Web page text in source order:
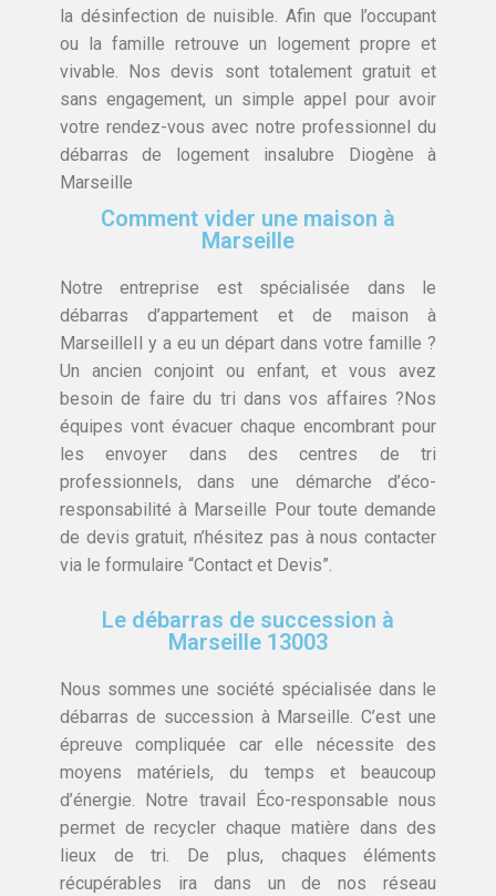
la désinfection de nuisible. Afin que l’occupant
ou la famille retrouve un logement propre et
vivable. Nos devis sont totalement gratuit et
sans engagement, un simple appel pour avoir
votre rendez-vous avec notre professionnel du
débarras de logement insalubre Diogène à
Marseille
Comment vider une maison à
Marseille
Notre entreprise est spécialisée dans le
débarras d’appartement et de maison à
MarseilleIl y a eu un départ dans votre famille ?
Un ancien conjoint ou enfant, et vous avez
besoin de faire du tri dans vos affaires ?Nos
équipes vont évacuer chaque encombrant pour
les envoyer dans des centres de tri
professionnels, dans une démarche d’éco-
responsabilité à Marseille Pour toute demande
de devis gratuit, n’hésitez pas à nous contacter
via le formulaire “Contact et Devis”.
Le débarras de succession à
Marseille 13003
Nous sommes une société spécialisée dans le
débarras de succession à Marseille. C’est une
épreuve compliquée car elle nécessite des
moyens matériels, du temps et beaucoup
d’énergie. Notre travail Éco-responsable nous
permet de recycler chaque matière dans des
lieux de tri. De plus, chaques éléments
récupérables ira dans un de nos réseau